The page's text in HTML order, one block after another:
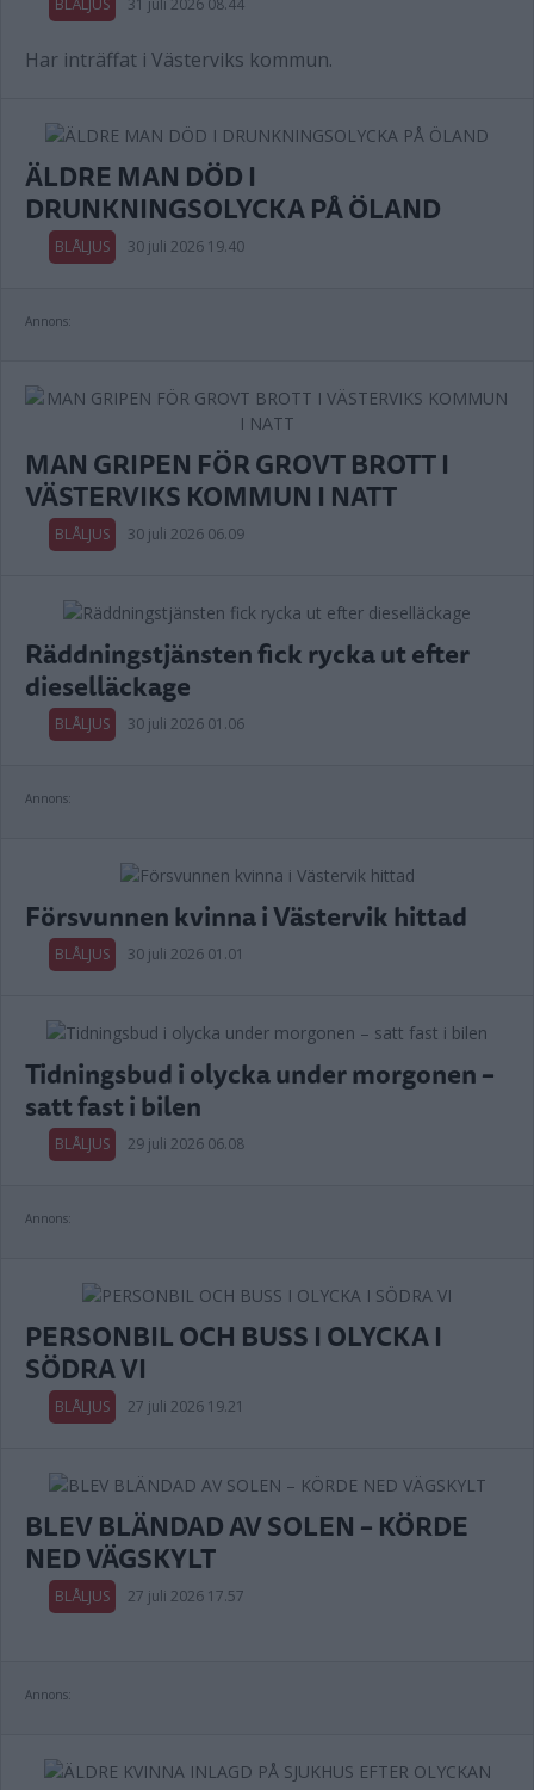
BLÅLJUS 31 juli 2026 08.44
Har inträffat i Västerviks kommun.
ÄLDRE MAN DÖD I
DRUNKNINGSOLYCKA PÅ ÖLAND
BLÅLJUS 30 juli 2026 19.40
Annons:
MAN GRIPEN FÖR GROVT BROTT I
VÄSTERVIKS KOMMUN I NATT
BLÅLJUS 30 juli 2026 06.09
Räddningstjänsten fick rycka ut efter
dieselläckage
BLÅLJUS 30 juli 2026 01.06
Annons:
Försvunnen kvinna i Västervik hittad
BLÅLJUS 30 juli 2026 01.01
Tidningsbud i olycka under morgonen –
satt fast i bilen
BLÅLJUS 29 juli 2026 06.08
Annons:
PERSONBIL OCH BUSS I OLYCKA I
SÖDRA VI
BLÅLJUS 27 juli 2026 19.21
BLEV BLÄNDAD AV SOLEN – KÖRDE
NED VÄGSKYLT
BLÅLJUS 27 juli 2026 17.57
Annons: